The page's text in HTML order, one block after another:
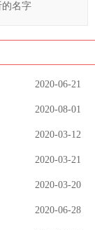
名字
2020-06-21
2020-08-01
2020-03-12
2020-03-21
2020-03-20
2020-06-28